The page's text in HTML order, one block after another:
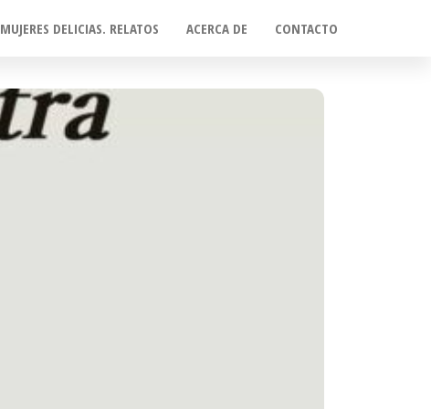
MUJERES DELICIAS. RELATOS ACERCA DE CONTACTO